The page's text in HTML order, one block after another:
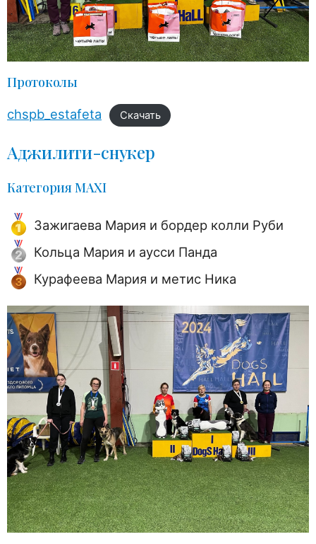
Протоколы
chspb_estafeta Скачать
Аджилити-снукер
Категория MAXI
Зажигаева Мария и бордер колли Руби
Кольца Мария и аусси Панда
Курафеева Мария и метис Ника